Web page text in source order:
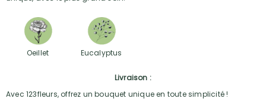
Oeillet Eucalyptus
Livraison :
Avec 123fleurs, offrez un bouquet unique en toute simplicité !